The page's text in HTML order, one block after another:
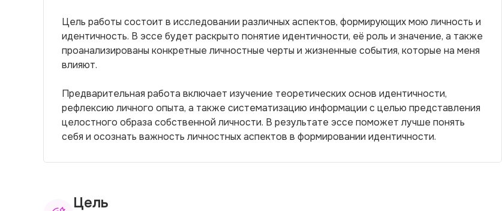
Цель работы состоит в исследовании различных аспектов, формирующих мою личность и
идентичность. В эссе будет раскрыто понятие идентичности, её роль и значение, а также
проанализированы конкретные личностные черты и жизненные события, которые на меня
влияют.
Предварительная работа включает изучение теоретических основ идентичности,
рефлексию личного опыта, а также систематизацию информации с целью представления
целостного образа собственной личности. В результате эссе поможет лучше понять
себя и осознать важность личностных аспектов в формировании идентичности.
Цель